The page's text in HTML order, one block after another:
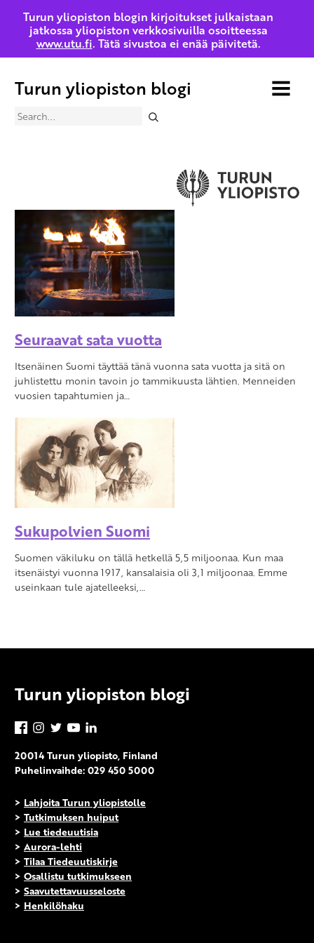
Turun yliopiston blogi MENU
Search
Seuraavat sata vuotta
Itsenäinen Suomi täyttää tänä vuonna sata vuotta ja sitä on
juhlistettu monin tavoin jo tammikuusta lähtien. Menneiden
vuosien tapahtumien ja…
Sukupolvien Suomi
Suomen väkiluku on tällä hetkellä 5,5 miljoonaa. Kun maa
itsenäistyi vuonna 1917, kansalaisia oli 3,1 miljoonaa. Emme
useinkaan tule ajatelleeksi,…
Turun yliopiston blogi
Facebook
Instagram
TwitterYouTube
20014 Turun yliopisto, Finland
Puhelinvaihde: 029 450 5000
> Lahjoita Turun yliopistolle
> Tutkimuksen huiput
> Lue tiedeuutisia
> Aurora-lehti
> Tilaa Tiedeuutiskirje
> Osallistu tutkimukseen
> Saavutettavuusseloste
> Henkilöhaku
Turun yliopiston blogin kirjoitukset julkaistaan
jatkossa yliopiston verkkosivuilla osoitteessa
www.utu.fi. Tätä sivustoa ei enää päivitetä.